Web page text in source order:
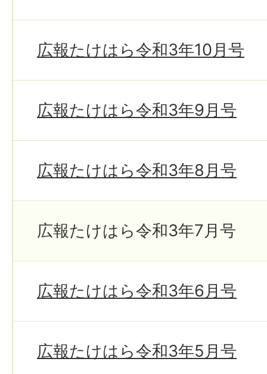
広報たけはら令和3年10月号
広報たけはら令和3年9月号
広報たけはら令和3年8月号
広報たけはら令和3年7月号
広報たけはら令和3年6月号
広報たけはら令和3年5月号